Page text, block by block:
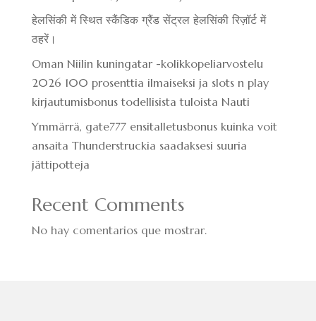
हेलसिंकी में स्थित स्कैंडिक ग्रैंड सेंट्रल हेलसिंकी रिज़ॉर्ट में
ठहरें।
Oman Niilin kuningatar -kolikkopeliarvostelu
2026 100 prosenttia ilmaiseksi ja slots n play
kirjautumisbonus todellisista tuloista Nauti
Ymmärrä, gate777 ensitalletusbonus kuinka voit
ansaita Thunderstruckia saadaksesi suuria
jättipotteja
Recent Comments
No hay comentarios que mostrar.